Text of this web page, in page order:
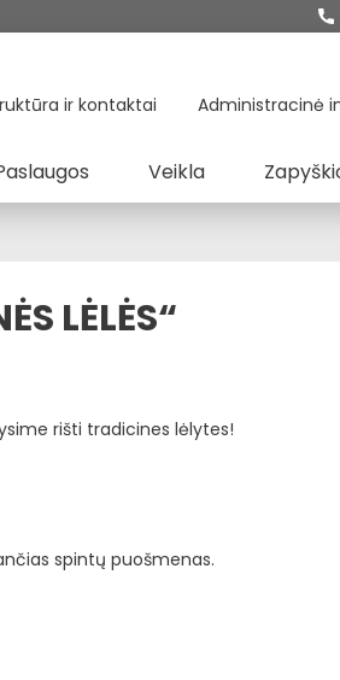
ir kontaktai Administracinė
Veikla
LĖLĖS“
rišti tradicines lėlytes!
spintų puošmenas.